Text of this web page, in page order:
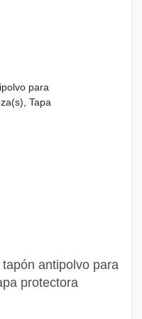
antipolvo para
protectora